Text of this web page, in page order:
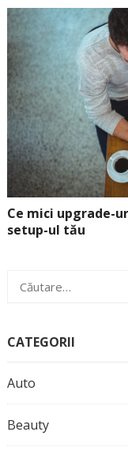
Ce mici upgrade-
setup-ul tău
după:
CATEGORII
Auto
Beauty